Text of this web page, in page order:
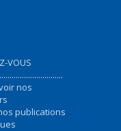
VOUS
nos
publications